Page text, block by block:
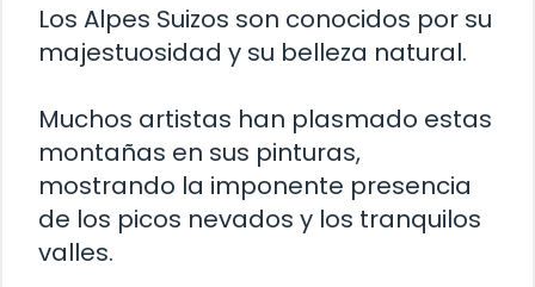
Los Alpes Suizos son conocidos por su
majestuosidad y su belleza natural.
Muchos artistas han plasmado estas
montañas en sus pinturas,
mostrando la imponente presencia
de los picos nevados y los tranquilos
valles.